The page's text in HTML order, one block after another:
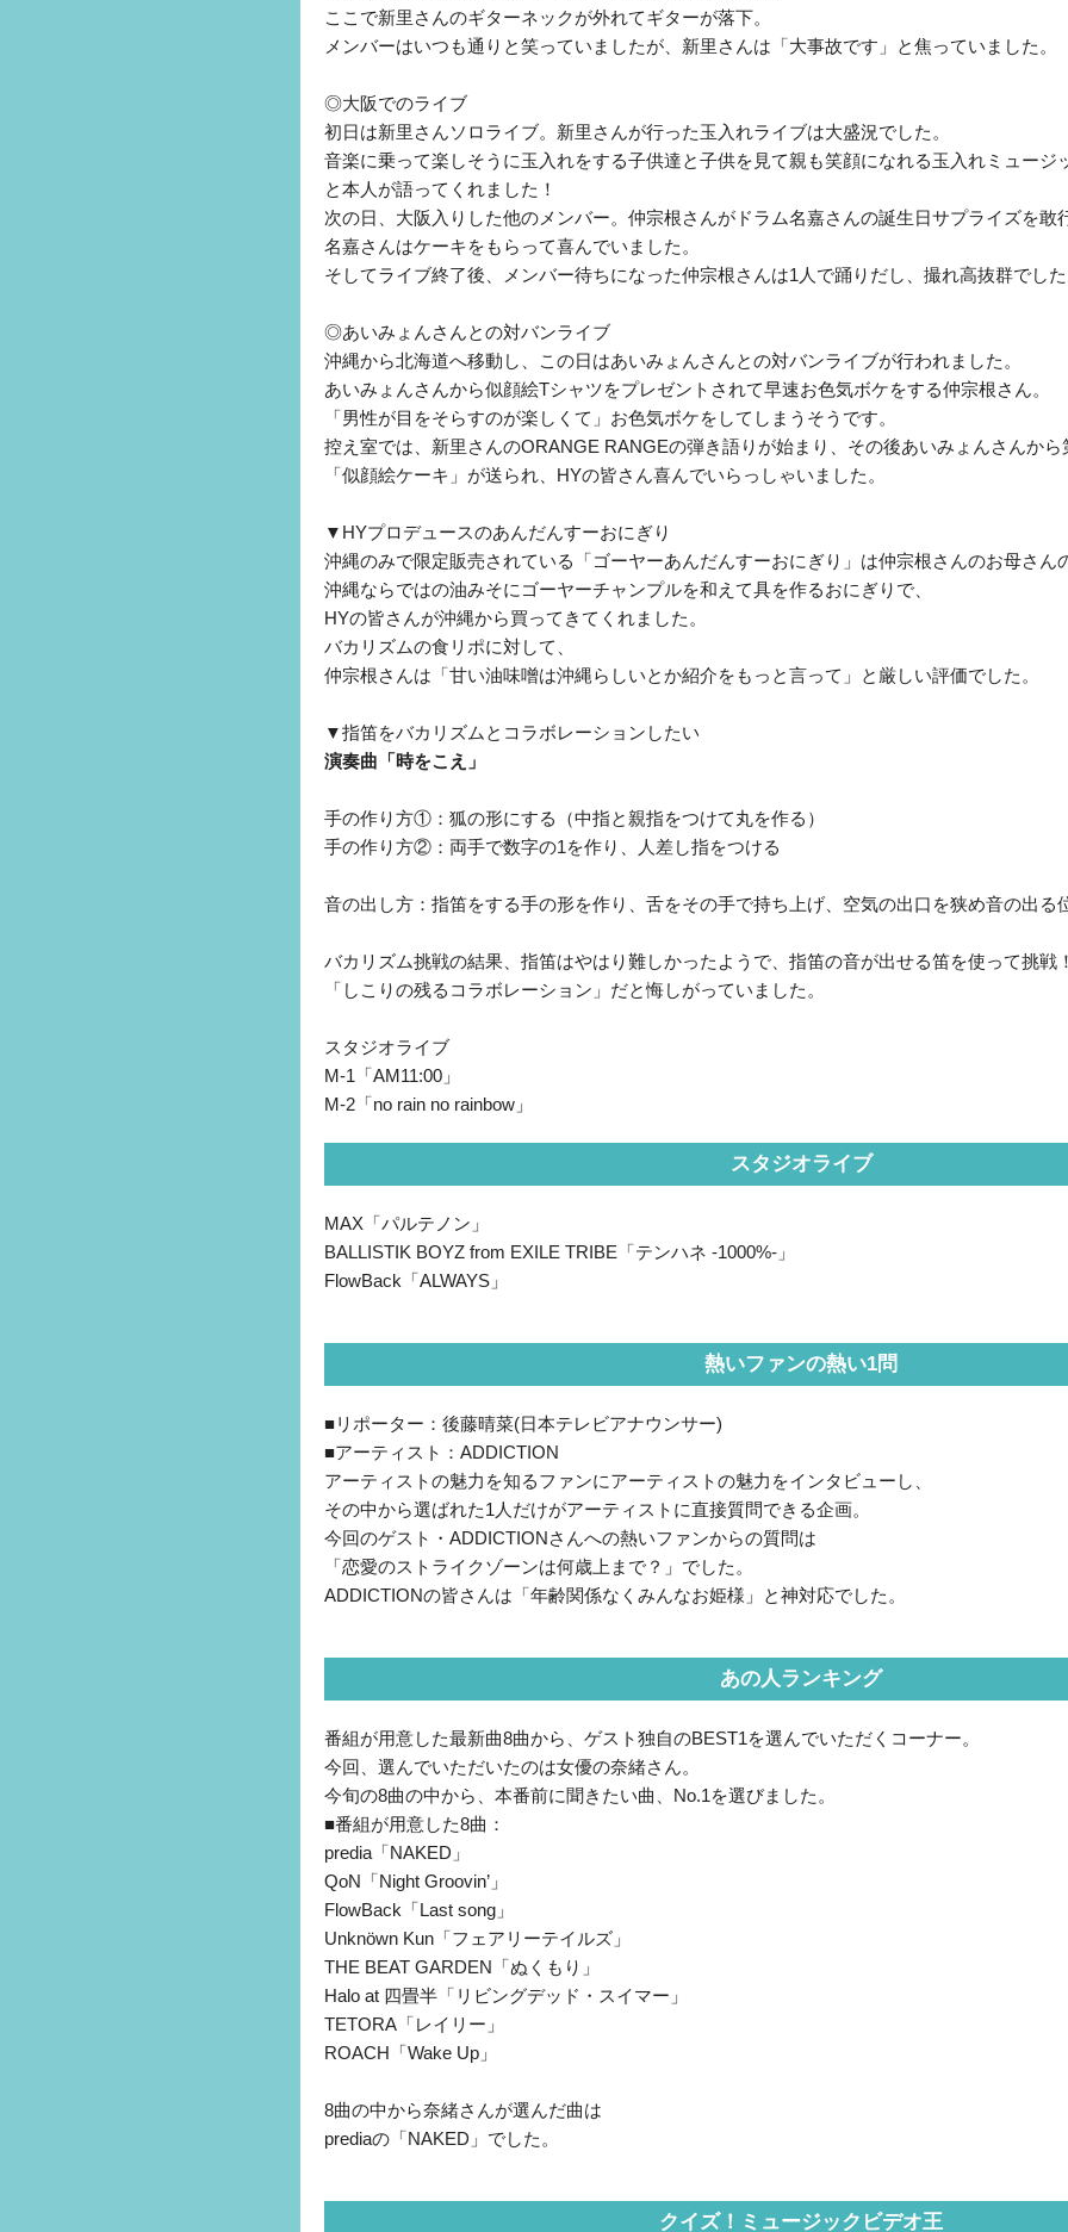
ここで新里さんのギターネックが外れてギターが落下。
メンバーはいつも通りと笑っていましたが、新里さんは「大事故です」と焦っていました。
◎大阪でのライブ
初日は新里さんソロライブ。新里さんが行った玉入れライブは大盛況でした。
音楽に乗って楽しそうに玉入れをする子供達と子供を見て親も笑顔になれる玉入れミュージ
と本人が語ってくれました！
次の日、大阪入りした他のメンバー。仲宗根さんがドラム名嘉さんの誕生日サプライズを敢
名嘉さんはケーキをもらって喜んでいました。
そしてライブ終了後、メンバー待ちになった仲宗根さんは1人で踊りだし、撮れ高抜群でした
◎あいみょんさんとの対バンライブ
沖縄から北海道へ移動し、この日はあいみょんさんとの対バンライブが行われました。
あいみょんさんから似顔絵Tシャツをプレゼントされて早速お色気ボケをする仲宗根さん。
「男性が目をそらすのが楽しくて」お色気ボケをしてしまうそうです。
控え室では、新里さんのORANGE RANGEの弾き語りが始まり、その後あいみょんさんから
「似顔絵ケーキ」が送られ、HYの皆さん喜んでいらっしゃいました。
▼HYプロデュースのあんだんすーおにぎり
沖縄のみで限定販売されている「ゴーヤーあんだんすーおにぎり」は仲宗根さんのお母さん
沖縄ならではの油みそにゴーヤーチャンプルを和えて具を作るおにぎりで、
HYの皆さんが沖縄から買ってきてくれました。
バカリズムの食リポに対して、
仲宗根さんは「甘い油味噌は沖縄らしいとか紹介をもっと言って」と厳しい評価でした。
▼指笛をバカリズムとコラボレーションしたい
演奏曲「時をこえ」
手の作り方①：狐の形にする（中指と親指をつけて丸を作る）
手の作り方②：両手で数字の1を作り、人差し指をつける
音の出し方：指笛をする手の形を作り、舌をその手で持ち上げ、空気の出口を狭め音の出る
バカリズム挑戦の結果、指笛はやはり難しかったようで、指笛の音が出せる笛を使って挑戦！
「しこりの残るコラボレーション」だと悔しがっていました。
スタジオライブ
M-1「AM11:00」
M-2「no rain no rainbow」
スタジオライブ
MAX「パルテノン」
BALLISTIK BOYZ from EXILE TRIBE「テンハネ -1000%-」
FlowBack「ALWAYS」
熱いファンの熱い1問
■リポーター：後藤晴菜(日本テレビアナウンサー)
■アーティスト：ADDICTION
アーティストの魅力を知るファンにアーティストの魅力をインタビューし、
その中から選ばれた1人だけがアーティストに直接質問できる企画。
今回のゲスト・ADDICTIONさんへの熱いファンからの質問は
「恋愛のストライクゾーンは何歳上まで？」でした。
ADDICTIONの皆さんは「年齢関係なくみんなお姫様」と神対応でした。
あの人ランキング
番組が用意した最新曲8曲から、ゲスト独自のBEST1を選んでいただくコーナー。
今回、選んでいただいたのは女優の奈緒さん。
今旬の8曲の中から、本番前に聞きたい曲、No.1を選びました。
■番組が用意した8曲：
predia「NAKED」
QoN「Night Groovin’」
FlowBack「Last song」
Unknöwn Kun「フェアリーテイルズ」
THE BEAT GARDEN「ぬくもり」
Halo at 四畳半「リビングデッド・スイマー」
TETORA「レイリー」
ROACH「Wake Up」
8曲の中から奈緒さんが選んだ曲は
prediaの「NAKED」でした。
クイズ！ミュージックビデオ王